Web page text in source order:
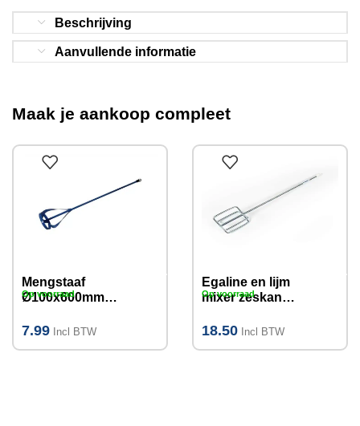
Beschrijving
Aanvullende informatie
Maak je aankoop compleet
Mengstaaf
Ø100x600mm
7.99 Incl BTW
Op voorraad
Egaline en lijm
mixer zeskant,
18.50 Incl BTW
Op voorraad